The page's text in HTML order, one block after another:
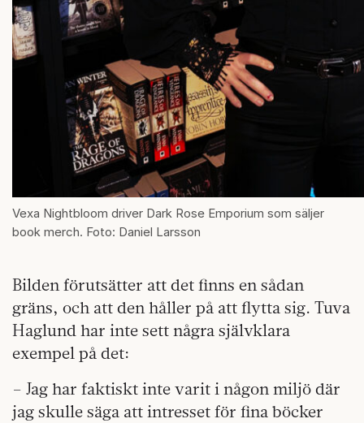
Vexa Nightbloom driver Dark Rose Emporium som säljer
book merch. Foto: Daniel Larsson
Bilden förutsätter att det finns en sådan
gräns, och att den håller på att flytta sig. Tuva
Haglund har inte sett några självklara
exempel på det:
– Jag har faktiskt inte varit i någon miljö där
jag skulle säga att intresset för fina böcker